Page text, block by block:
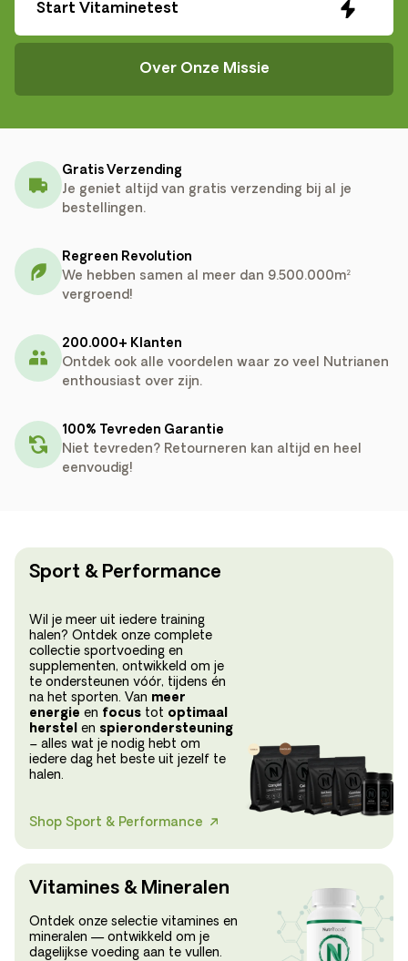
Start Vitaminetest
Over Onze Missie
Gratis Verzending
Je geniet altijd van gratis verzending bij al je
bestellingen.
Regreen Revolution
We hebben samen al meer dan 9.500.000m²
vergroend!
200.000+ Klanten
Ontdek ook alle voordelen waar zo veel Nutrianen
enthousiast over zijn.
100% Tevreden Garantie
Niet tevreden? Retourneren kan altijd en heel
eenvoudig!
Sport & Performance
Wil je meer uit iedere training
halen? Ontdek onze complete
collectie sportvoeding en
supplementen, ontwikkeld om je
te ondersteunen vóór, tijdens én
na het sporten. Van meer
energie en focus tot optimaal
herstel en spierondersteuning
– alles wat je nodig hebt om
iedere dag het beste uit jezelf te
halen.
Shop Sport & Performance
Vitamines & Mineralen
Ontdek onze selectie vitamines en
mineralen — ontwikkeld om je
dagelijkse voeding aan te vullen.